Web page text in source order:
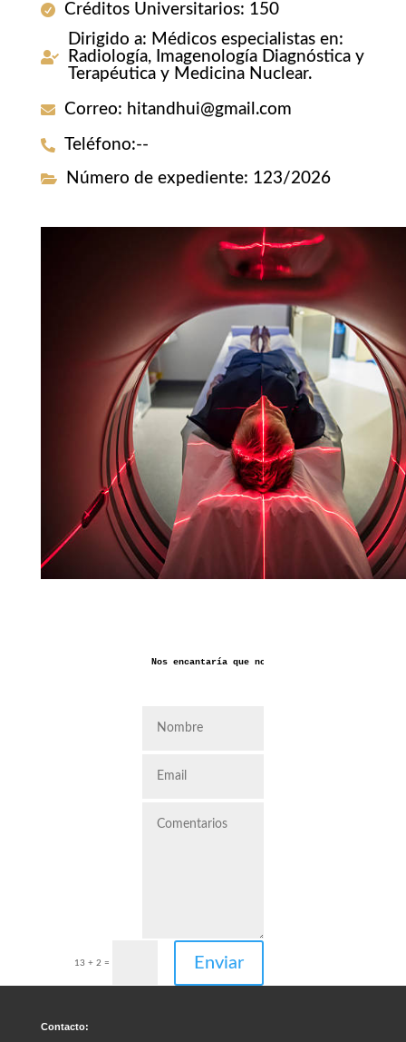
Créditos Universitarios: 150
Dirigido a: Médicos especialistas en:
Radiología, Imagenología Diagnóstica y
Terapéutica y Medicina Nuclear.
Correo: hitandhui@gmail.com
Teléfono:--
Número de expediente: 123/2026
Nos encantaría que nos dejaras aquí tus
13 + 2 = Enviar
Contacto: